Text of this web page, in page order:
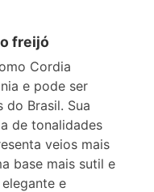
freijó
Cordia
e pode ser
Brasil. Sua
de tonalidades
veios mais
base mais sutil e
e